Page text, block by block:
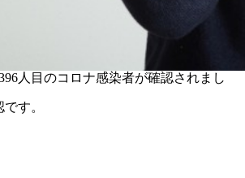
人目のコロナ感染者が確認されまし
す。